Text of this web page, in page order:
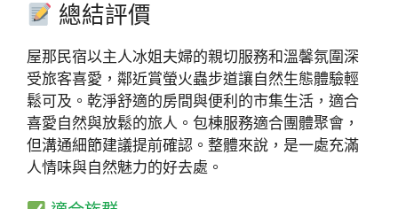
總結評價
屋那民宿以主人冰姐夫婦的親切服務和溫馨氛圍深
受旅客喜愛，鄰近賞螢火蟲步道讓自然生態體驗輕
鬆可及。乾淨舒適的房間與便利的市集生活，適合
喜愛自然與放鬆的旅人。包棟服務適合團體聚會，
但溝通細節建議提前確認。整體來說，是一處充滿
人情味與自然魅力的好去處。